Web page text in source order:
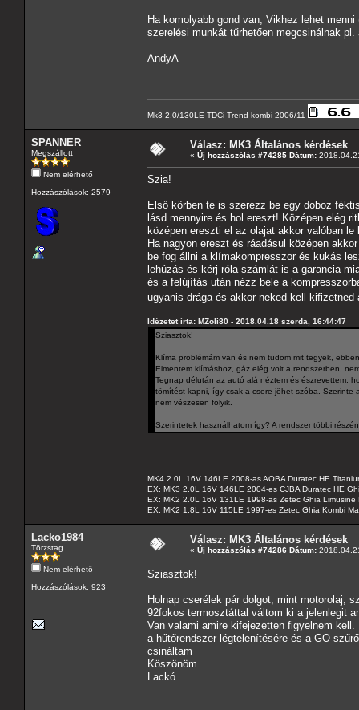
Ha komolyabb gond van, Vikhez lehet
szerelési munkát tűrhetően megcsinálnak
AndyA
Mk3 2.0/130LE TDCi Trend kombi 2006/11
SPANNER
Megszállott
Nem elérhető
Hozzászólások: 2579
Válasz: MK3 Általános kérdések
« Új hozzászólás #74285 Dátum:
Szia!
Első körben te is szerezz be egy doboz
lásd mennyire és hol ereszt! Középen elég
középen ereszti el az olajat akkor valóban
Ha nagyon ereszt és ráadásul középen
be fog állni a klímakompresszor és kukás
lehúzás és kérj róla számlát is a garancia
és a felújítás után nézz bele a
ugyanis drága és akkor neked kell
Idézetet írta: MZoli80 - 2018.04.18 szerda, 16:44:47
Sziasztok!
Klíma problémám van és nem tudom mit tegyek,
Elmentem klímáshoz, gáz elég volt a rendszerben,
Tegnap délután az autó alá néztem és észrevettem,
tömítést kapni, így csak a csere jöhet szóba. Szerinte
nem vészesen folyik.
Szerintetek használhatom így? A rendszer többi
MK4 2.0L 16V 146LE 2008-as AOBA Duratec HE
EX: MK3 2.0L 16V 146LE 2004-es CJBA Duratec HE
EX: MK2 2.0L 16V 131LE 1998-as Zetec Ghia Limusine
EX: MK2 1.8L 16V 115LE 1997-es Zetec Ghia Kombi
Lacko1984
Törzstag
Nem elérhető
Hozzászólások: 923
Válasz: MK3 Általános kérdések
« Új hozzászólás #74286 Dátum:
Sziasztok!
Holnap cserélek pár dolgot, mint motorolaj,
92fokos termosztáttal váltom ki a jelenlegit
Van valami amire kifejezetten figyelnem kell.
a hűtőrendszer légtelenítésére és a GO
csináltam
Köszönöm
Lackó